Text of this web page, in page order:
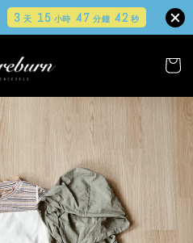
3天 15 小時 47 分鐘 42 秒